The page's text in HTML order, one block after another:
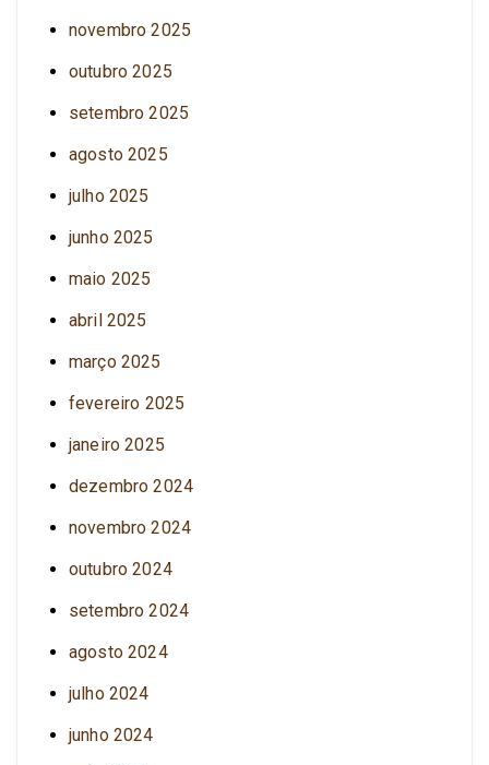
novembro 2025
outubro 2025
setembro 2025
agosto 2025
julho 2025
junho 2025
maio 2025
abril 2025
março 2025
fevereiro 2025
janeiro 2025
dezembro 2024
novembro 2024
outubro 2024
setembro 2024
agosto 2024
julho 2024
junho 2024